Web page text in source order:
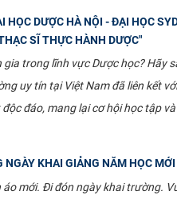
DƯỢC HÀ NỘI - ĐẠI HỌC
SĨ THỰC HÀNH DƯỢC"
trong lĩnh vực Dược học?
uy tín tại Việt Nam đã liên kết
đáo, mang lại cơ hội học tập
NGÀY KHAI GIẢNG NĂM HỌC
mới. Đi đón ngày khai trường.